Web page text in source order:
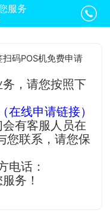
服务
码POS机免费申请
，请您按照下
（在线申请链接）
有客服人员在
您联系，请您保
电话：
务！